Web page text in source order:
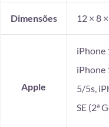
Dimensões 12 × 8
Apple
iPhone
iPhone
5/5s,
SE (2ª